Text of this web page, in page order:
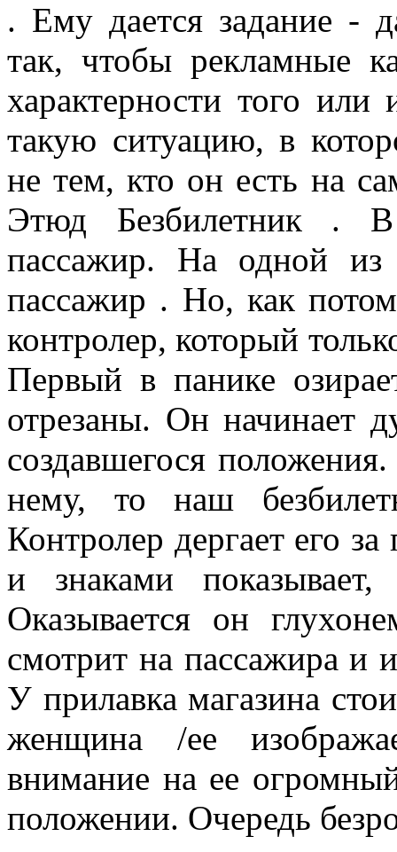
. Ему дается задание -
так, чтобы рекламные
характерности того
такую ситуацию, в
не тем, кто он есть на
Этюд Безбилетник . В
пассажир. На одной из
пассажир . Но, как
контролер, который
Первый в панике
отрезаны. Он начинает
создавшегося
нему, то наш
Контролер дергает его
и знаками
Оказывается он
смотрит на пассажира и
У прилавка магазина
женщина /ее
внимание на ее
положении. Очередь